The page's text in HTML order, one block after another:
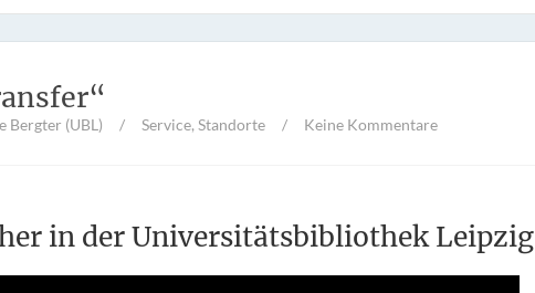
Bergter (UBL) / Service, Standorte / Keine Kommentare
in der Universitätsbibliothek Leipzig